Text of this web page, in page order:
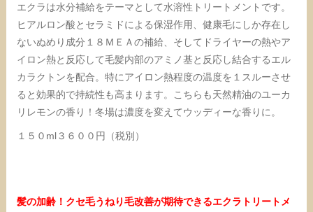
エクラは水分補給をテーマとして水溶性トリートメントです。
ヒアルロン酸とセラミドによる保湿作用、健康毛にしか存在し
ないぬめり成分１８ＭＥＡの補給、そしてドライヤーの熱やア
イロン熱と反応して毛髪内部のアミノ基と反応し結合するエル
カラクトンを配合。特にアイロン熱程度の温度を１スルーさせ
ると効果的で持続性も高まります。こちらも天然精油のユーカ
リレモンの香り！冬場は濃度を変えてウッディーな香りに。
１５０ml３６００円（税別）
髪の加齢！クセ毛うねり毛改善が期待できるエクラトリートメ